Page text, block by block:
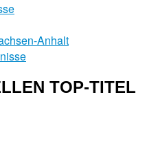
Anhalt
TOP-TITEL